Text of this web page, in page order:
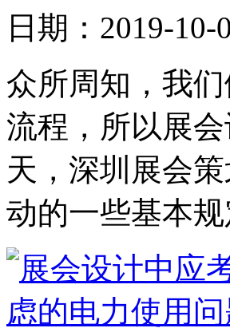
日期：2019-10-
众所周知，我
流程，所以展
天，深圳展会
动的一些基本规